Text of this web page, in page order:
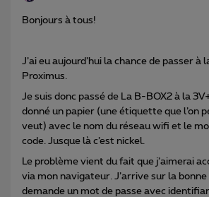
Bonjours à tous!
J’ai eu aujourd’hui la chance de passer à
Proximus.
Je suis donc passé de La B-BOX2 à la
donné un papier (une étiquette que l’on
veut) avec le nom du réseau wifi et le
code. Jusque là c’est nickel.
Le problème vient du fait que j’aimerai
via mon navigateur. J’arrive sur la
demande un mot de passe avec